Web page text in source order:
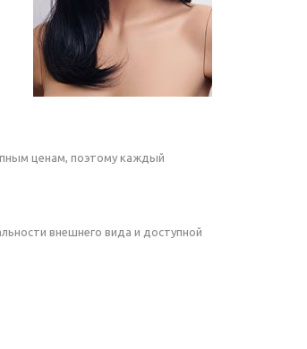
ценам, поэтому каждый
внешнего вида и доступной